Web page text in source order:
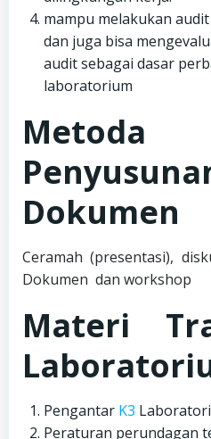
mampu melakukan
dan juga bisa
audit sebagai dasar
laboratorium
Metoda
Dokumen
Ceramah (presentasi),
Dokumen dan workshop
Materi
Pengantar K3
Peraturan perundagan